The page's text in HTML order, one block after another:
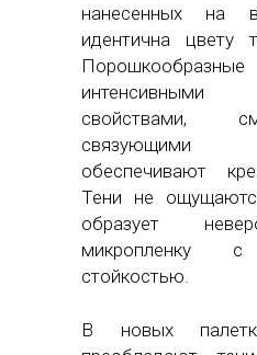
нанесенных на
идентична цвету
интенсивными
свойствами,
связующими
обеспечивают
Тени не
образует
микропленку с
стойкостью.
В новых